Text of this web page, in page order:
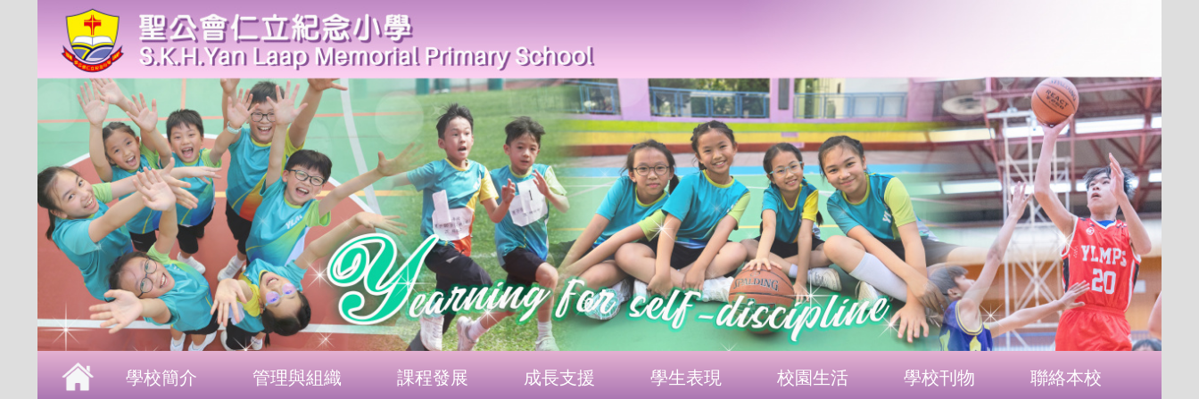
首頁
學校簡介
管理與組織
成長支援
學生表現
校園生活
學校刊物
聯絡本校
學校簡介 管理與組織 課程發展 成長支援 學生表現 校園生活 學校刊物 聯絡本校